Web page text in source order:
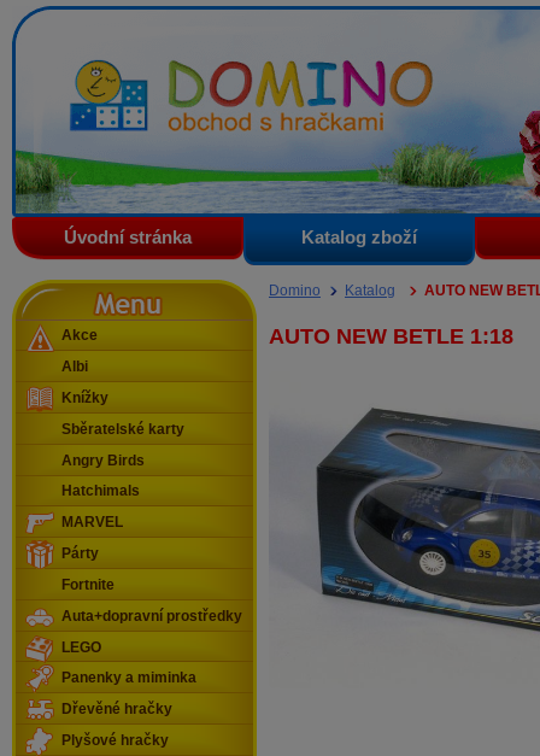
Domino - obchod s hračkami
Úvodní stránka Katalog zboží
Domino Katalog AUTO NEW
AUTO NEW BETLE 1:18
Menu
Akce
Albi
Knížky
Sběratelské karty
Angry Birds
Hatchimals
MARVEL
Párty
Fortnite
Auta+dopravní prostředky
LEGO
Panenky a miminka
Dřevěné hračky
Plyšové hračky